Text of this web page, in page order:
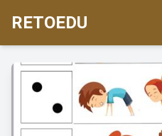
RETOEDU